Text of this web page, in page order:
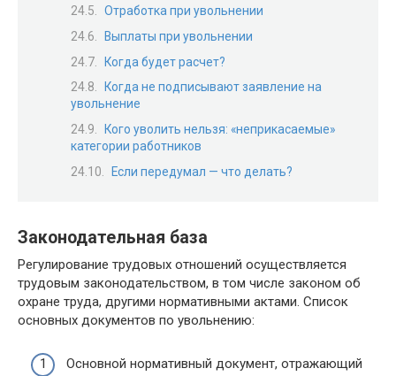
Отработка при увольнении
Выплаты при увольнении
Когда будет расчет?
Когда не подписывают заявление на
увольнение
Кого уволить нельзя: «неприкасаемые»
категории работников
Если передумал — что делать?
Законодательная база
Регулирование трудовых отношений осуществляется
трудовым законодательством, в том числе законом об
охране труда, другими нормативными актами. Список
основных документов по увольнению:
Основной нормативный документ, отражающий